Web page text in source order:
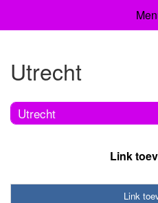
Utrecht
Utrecht
Link
Link